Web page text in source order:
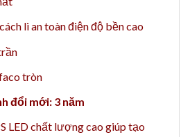
li an toàn điện độ bền cao
tròn
đổi mới: 3 năm
LED chất lượng cao giúp tạo